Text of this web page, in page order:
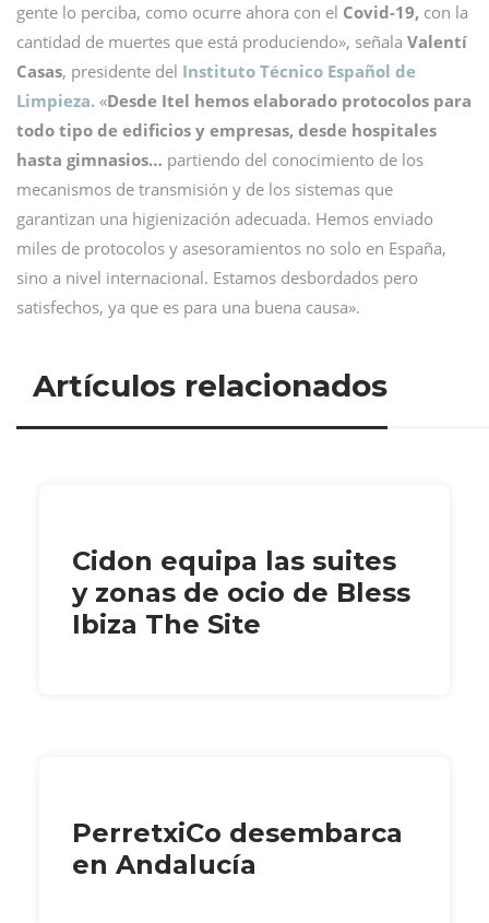
gente lo perciba, como ocurre ahora con el Covid-19, con la
cantidad de muertes que está produciendo», señala Valentí
Casas, presidente del Instituto Técnico Español de
Limpieza. «Desde Itel hemos elaborado protocolos para
todo tipo de edificios y empresas, desde hospitales
hasta gimnasios… partiendo del conocimiento de los
mecanismos de transmisión y de los sistemas que
garantizan una higienización adecuada. Hemos enviado
miles de protocolos y asesoramientos no solo en España,
sino a nivel internacional. Estamos desbordados pero
satisfechos, ya que es para una buena causa».
Artículos relacionados
Cidon equipa las suites
y zonas de ocio de Bless
Ibiza The Site
PerretxiCo desembarca
en Andalucía